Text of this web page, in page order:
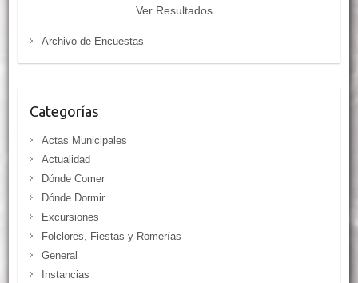
Ver Resultados
Archivo de Encuestas
Categorías
Actas Municipales
Actualidad
Dónde Comer
Dónde Dormir
Excursiones
Folclores, Fiestas y Romerías
General
Instancias